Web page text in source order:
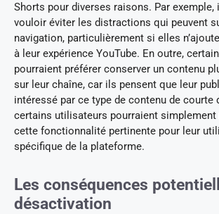
Shorts pour diverses raisons. Par exemple,
vouloir éviter les distractions qui peuvent
navigation, particulièrement si elles
à leur expérience YouTube. En outre,
pourraient préférer conserver un contenu
sur leur chaîne, car ils pensent que leur
intéressé par ce type de contenu de courte
certains utilisateurs pourraient simplement
cette fonctionnalité pertinente pour leur
spécifique de la plateforme.
Les conséquences
désactivation